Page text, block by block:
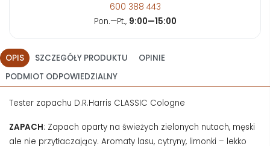
600 388 443
Pon.—Pt., 9:00—15:00
OPIS SZCZEGÓŁY PRODUKTU
OPINIE
PODMIOT ODPOWIEDZIALNY
Tester zapachu D.R.Harris CLASSIC Cologne
ZAPACH: Zapach oparty na świeżych zielonych nutach, męski
ale nie przytłaczający. Aromaty lasu, cytryny, limonki – lekko